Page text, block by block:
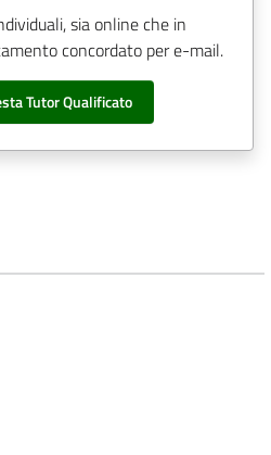
sia online che in
concordato per e-mail.
Tutor Qualificato